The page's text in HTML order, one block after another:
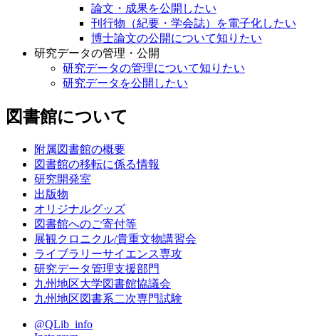
論文・成果を公開したい
刊行物（紀要・学会誌）を電子化したい
博士論文の公開について知りたい
研究データの管理・公開
研究データの管理について知りたい
研究データを公開したい
図書館について
附属図書館の概要
図書館の移転に係る情報
研究開発室
出版物
オリジナルグッズ
図書館へのご寄付等
展観クロニクル/貴重文物講習会
ライブラリーサイエンス専攻
研究データ管理支援部門
九州地区大学図書館協議会
九州地区図書系二次専門試験
@QLib_info